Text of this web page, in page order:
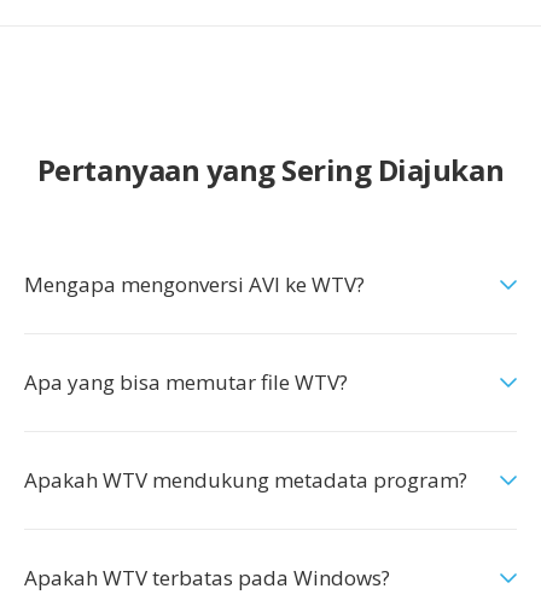
Pertanyaan yang Sering Diajukan
Mengapa mengonversi AVI ke WTV?
Apa yang bisa memutar file WTV?
Apakah WTV mendukung metadata program?
Apakah WTV terbatas pada Windows?